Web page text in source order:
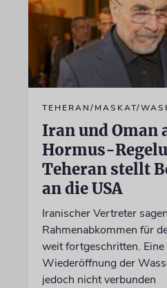
TEHERAN/MASKAT/
Iran und Oman
Hormus-
Teheran stellt
an die USA
Iranischer Vertreter
Rahmenabkommen für
weit fortgeschritten.
Wiederöffnung der
jedoch nicht verbunden